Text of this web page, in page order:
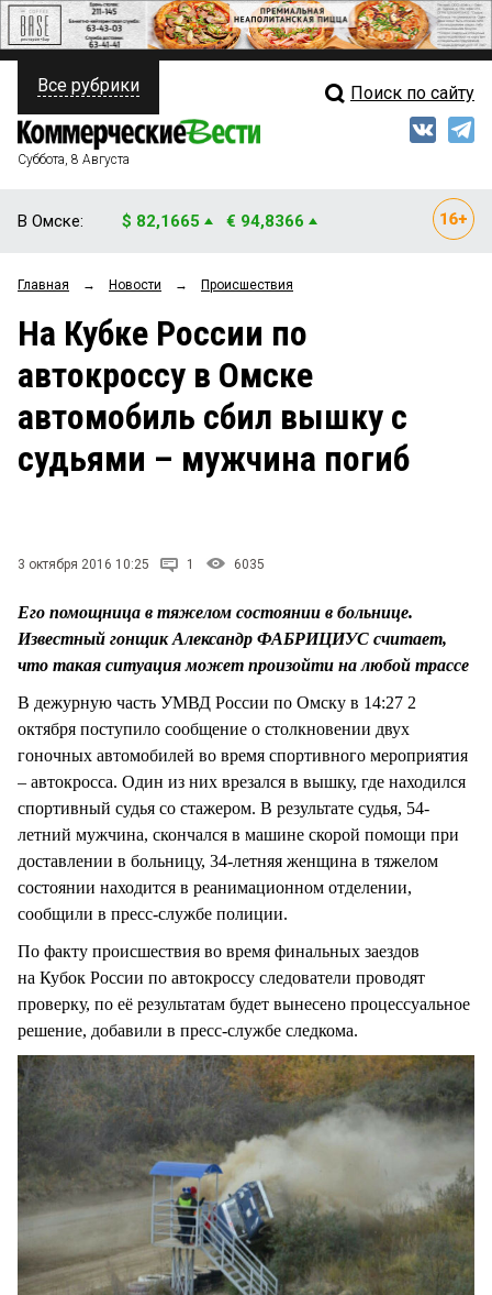
ПОЛИТИКА
ФИНАНСЫ
ОБЩЕСТВО
ЗАКОН
НОВОСТИ КОМПАНИЙ
Свежий выпуск
Мнения
Рейтинги
Блоги
Архив
Все рубрики Поиск по сайту
Суббота, 8 Августа
В Омске: $ 82,1665 € 94,8366
Главная → Новости → Происшествия
На Кубке России по
автокроссу в Омске
автомобиль сбил вышку с
судьями – мужчина погиб
3 октября 2016 10:25 1 6035
Его помощница в тяжелом состоянии в больнице.
Известный гонщик Александр ФАБРИЦИУС считает,
что такая ситуация может произойти на любой трассе
В дежурную часть УМВД России по Омску в 14:27 2
октября поступило сообщение о столкновении двух
гоночных автомобилей во время спортивного мероприятия
– автокросса. Один из них врезался в вышку, где находился
спортивный судья со стажером. В результате судья, 54-
летний мужчина, скончался в машине скорой помощи при
доставлении в больницу, 34-летняя женщина в тяжелом
состоянии находится в реанимационном отделении,
сообщили в пресс-службе полиции.
По факту происшествия во время финальных заездов
на Кубок России по автокроссу следователи проводят
проверку, по её результатам будет вынесено процессуальное
решение, добавили в пресс-службе следкома.